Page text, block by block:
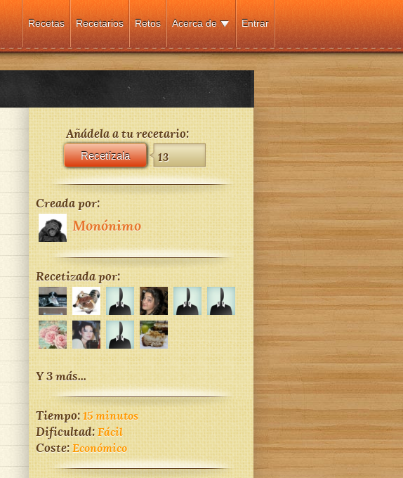
Entrar
Acerca de
Retos
Recetarios
Recetas
Añádela a tu recetario:
Recetízala 13
Creada por:
Monónimo
Recetizada por:
Y 3 más...
Tiempo:15 minutos
Dificultad:Fácil
Coste:Económico